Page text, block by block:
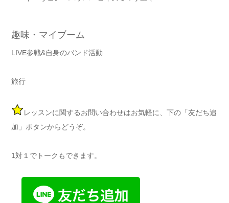
趣味・マイブーム
LIVE参戦&自身のバンド活動
旅行
レッスンに関するお問い合わせはお気軽に、下の「友だち追
加」ボタンからどうぞ。
1対１でトークもできます。